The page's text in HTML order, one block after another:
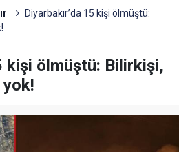
Diyarbakır’da 15 kişi ölmüştü:
kişi ölmüştü: Bilirkişi,